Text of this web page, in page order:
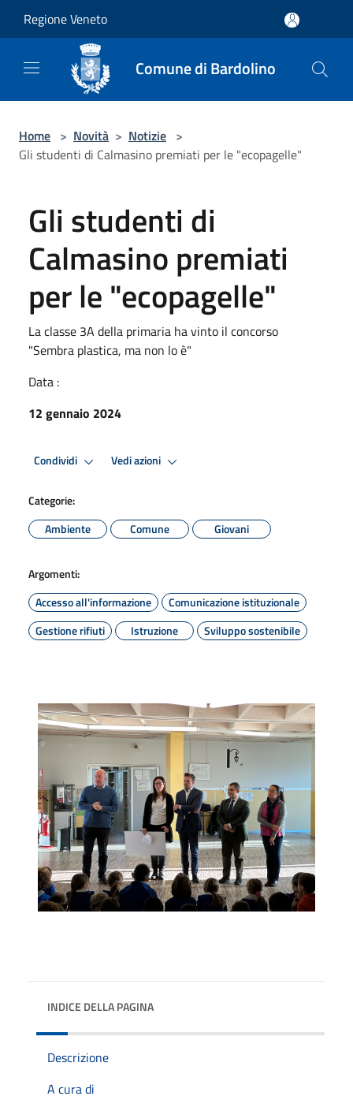
Regione Veneto
Comune di Bardolino
Home > Novità > Notizie >
Gli studenti di Calmasino premiati per le "ecopagelle"
Gli studenti di
Calmasino premiati
per le "ecopagelle"
La classe 3A della primaria ha vinto il concorso
"Sembra plastica, ma non lo è"
Data :
12 gennaio 2024
Condividi Vedi azioni
Categorie:
Ambiente
Comune Giovani
Argomenti:
Accesso all'informazione
Comunicazione istituzionale
Gestione rifiuti
Istruzione Sviluppo sostenibile
INDICE DELLA PAGINA
Descrizione
A cura di